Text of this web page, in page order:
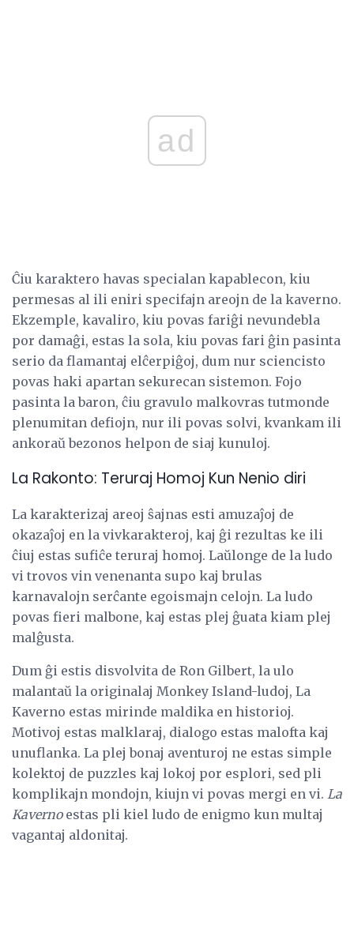
ad
Ĉiu karaktero havas specialan kapablecon, kiu
permesas al ili eniri specifajn areojn de la kaverno.
Ekzemple, kavaliro, kiu povas fariĝi nevundebla
por damaĝi, estas la sola, kiu povas fari ĝin pasinta
serio da flamantaj elĉerpiĝoj, dum nur sciencisto
povas haki apartan sekurecan sistemon. Fojo
pasinta la baron, ĉiu gravulo malkovras tutmonde
plenumitan defiojn, nur ili povas solvi, kvankam ili
ankoraŭ bezonos helpon de siaj kunuloj.
La Rakonto: Teruraj Homoj Kun Nenio diri
La karakterizaj areoj ŝajnas esti amuzaĵoj de
okazaĵoj en la vivkarakteroj, kaj ĝi rezultas ke ili
ĉiuj estas sufiĉe teruraj homoj. Laŭlonge de la ludo
vi trovos vin venenanta supo kaj brulas
karnavalojn serĉante egoismajn celojn. La ludo
povas fieri malbone, kaj estas plej ĝuata kiam plej
malĝusta.
Dum ĝi estis disvolvita de Ron Gilbert, la ulo
malantaŭ la originalaj Monkey Island-ludoj, La
Kaverno estas mirinde maldika en historioj.
Motivoj estas malklaraj, dialogo estas malofta kaj
unuflanka. La plej bonaj aventuroj ne estas simple
kolektoj de puzzles kaj lokoj por esplori, sed pli
komplikajn mondojn, kiujn vi povas mergi en vi. La
Kavernoestas pli kiel ludo de enigmo kun multaj
vagantaj aldonitaj.